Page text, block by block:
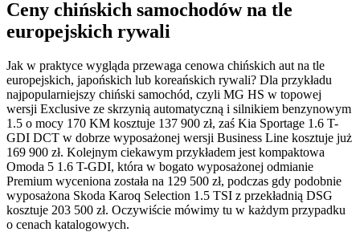
Ceny chińskich samochodów na tle
europejskich rywali
Jak w praktyce wygląda przewaga cenowa chińskich aut na tle
europejskich, japońskich lub koreańskich rywali? Dla przykładu
najpopularniejszy chiński samochód, czyli MG HS w topowej
wersji Exclusive ze skrzynią automatyczną i silnikiem benzynowym
1.5 o mocy 170 KM kosztuje 137 900 zł, zaś Kia Sportage 1.6 T-
GDI DCT w dobrze wyposażonej wersji Business Line kosztuje już
169 900 zł. Kolejnym ciekawym przykładem jest kompaktowa
Omoda 5 1.6 T-GDI, która w bogato wyposażonej odmianie
Premium wyceniona została na 129 500 zł, podczas gdy podobnie
wyposażona Skoda Karoq Selection 1.5 TSI z przekładnią DSG
kosztuje 203 500 zł. Oczywiście mówimy tu w każdym przypadku
o cenach katalogowych.